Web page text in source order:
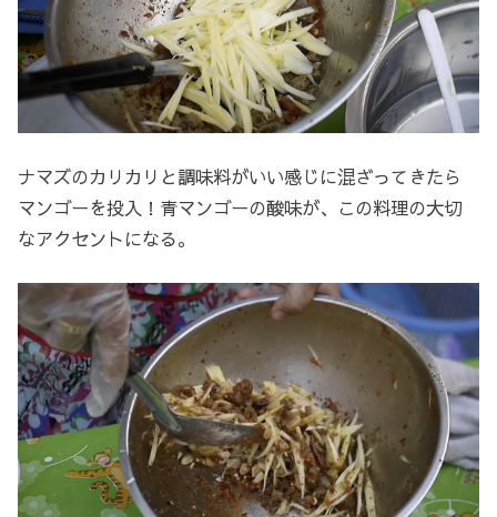
ナマズのカリカリと調味料がいい感じに混ざってきたら
マンゴーを投入！青マンゴーの酸味が、この料理の大切
なアクセントになる。